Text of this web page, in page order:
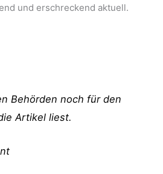
und erschreckend aktuell.
Behörden noch für den
Artikel liest.